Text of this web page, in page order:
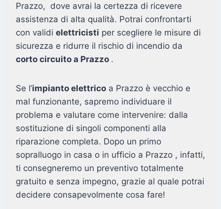
Prazzo, dove avrai la certezza di ricevere
assistenza di alta qualità. Potrai confrontarti
con validi elettricisti per scegliere le misure di
sicurezza e ridurre il rischio di incendio da
corto circuito a Prazzo .
Se l’impianto elettrico a Prazzo è vecchio e
mal funzionante, sapremo individuare il
problema e valutare come intervenire: dalla
sostituzione di singoli componenti alla
riparazione completa. Dopo un primo
sopralluogo in casa o in ufficio a Prazzo , infatti,
ti consegneremo un preventivo totalmente
gratuito e senza impegno, grazie al quale potrai
decidere consapevolmente cosa fare!